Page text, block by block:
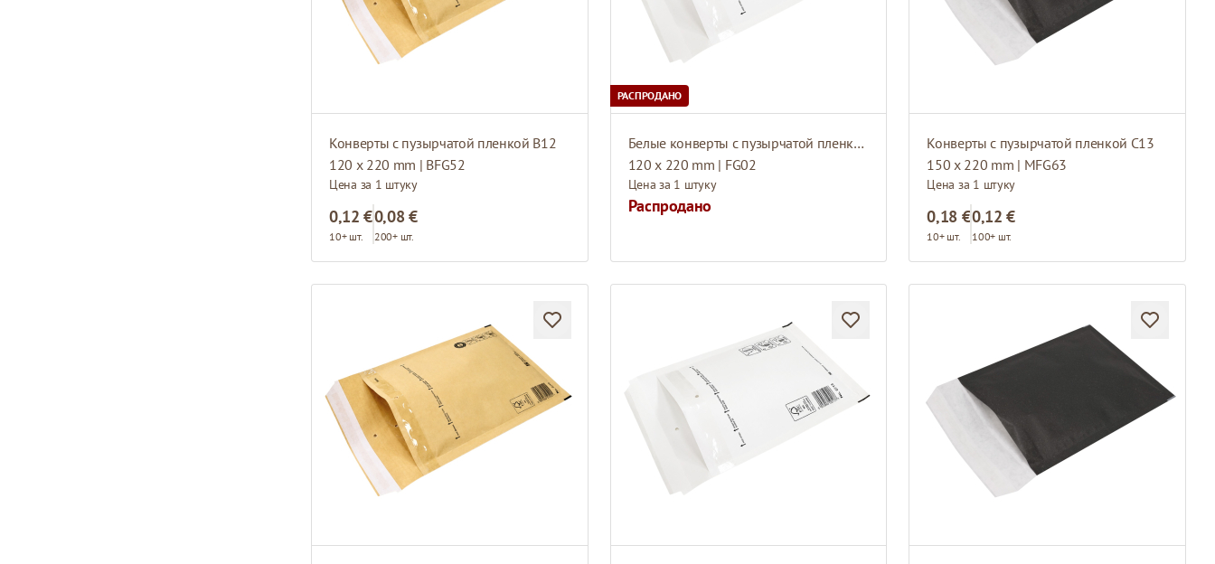
Конверты с пузырчатой пленкой B12
120 x 220 mm | BFG52
Цена за 1 штуку
0,12 €
10+ шт.
0,08 €
200+ шт.
РАСПРОДАНО
Белые конверты с пузырчатой пленкой B12
120 x 220 mm | FG02
Цена за 1 штуку
Распродано
Конверты с пузырчатой пленкой C13
150 x 220 mm | MFG63
Цена за 1 штуку
0,18 €
10+ шт.
0,12 €
100+ шт.